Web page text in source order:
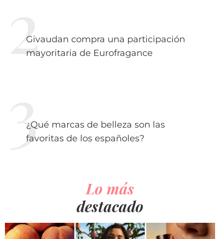
Givaudan compra una participación
mayoritaria de Eurofragance
¿Qué marcas de belleza son las
favoritas de los españoles?
Lo más
destacado